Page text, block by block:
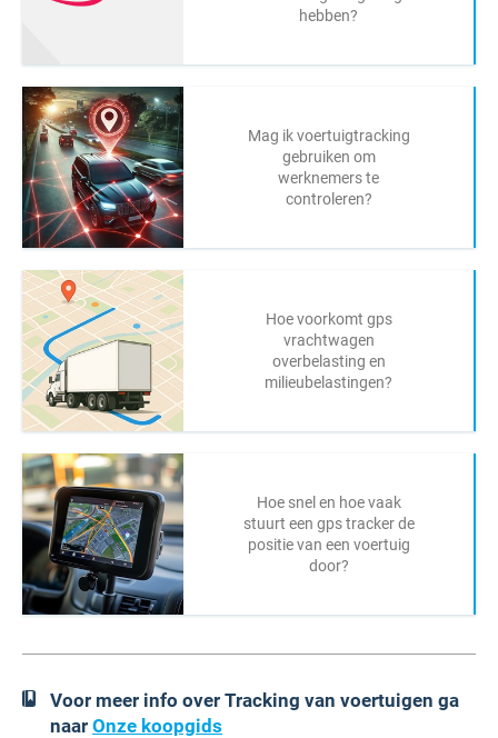
hebben?
Mag ik voertuigtracking
gebruiken om
werknemers te
controleren?
Hoe voorkomt gps
vrachtwagen
overbelasting en
milieubelastingen?
Hoe snel en hoe vaak
stuurt een gps tracker de
positie van een voertuig
door?
Voor meer info over Tracking van voertuigen ga
naar Onze koopgids